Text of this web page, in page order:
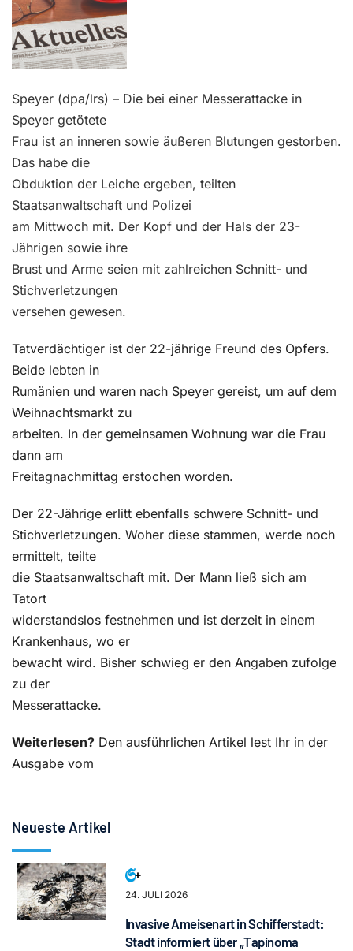
Speyer (dpa/lrs) – Die bei einer Messerattacke in
Speyer getötete
Frau ist an inneren sowie äußeren Blutungen gestorben.
Das habe die
Obduktion der Leiche ergeben, teilten
Staatsanwaltschaft und Polizei
am Mittwoch mit. Der Kopf und der Hals der 23-
Jährigen sowie ihre
Brust und Arme seien mit zahlreichen Schnitt- und
Stichverletzungen
versehen gewesen.
Tatverdächtiger ist der 22-jährige Freund des Opfers.
Beide lebten in
Rumänien und waren nach Speyer gereist, um auf dem
Weihnachtsmarkt zu
arbeiten. In der gemeinsamen Wohnung war die Frau
dann am
Freitagnachmittag erstochen worden.
Der 22-Jährige erlitt ebenfalls schwere Schnitt- und
Stichverletzungen. Woher diese stammen, werde noch
ermittelt, teilte
die Staatsanwaltschaft mit. Der Mann ließ sich am
Tatort
widerstandslos festnehmen und ist derzeit in einem
Krankenhaus, wo er
bewacht wird. Bisher schwieg er den Angaben zufolge
zu der
Messerattacke.
Weiterlesen? Den ausführlichen Artikel lest Ihr in der
Ausgabe vom
Neueste Artikel
24. JULI 2026
Invasive Ameisenart in Schifferstadt:
Stadt informiert über „Tapinoma